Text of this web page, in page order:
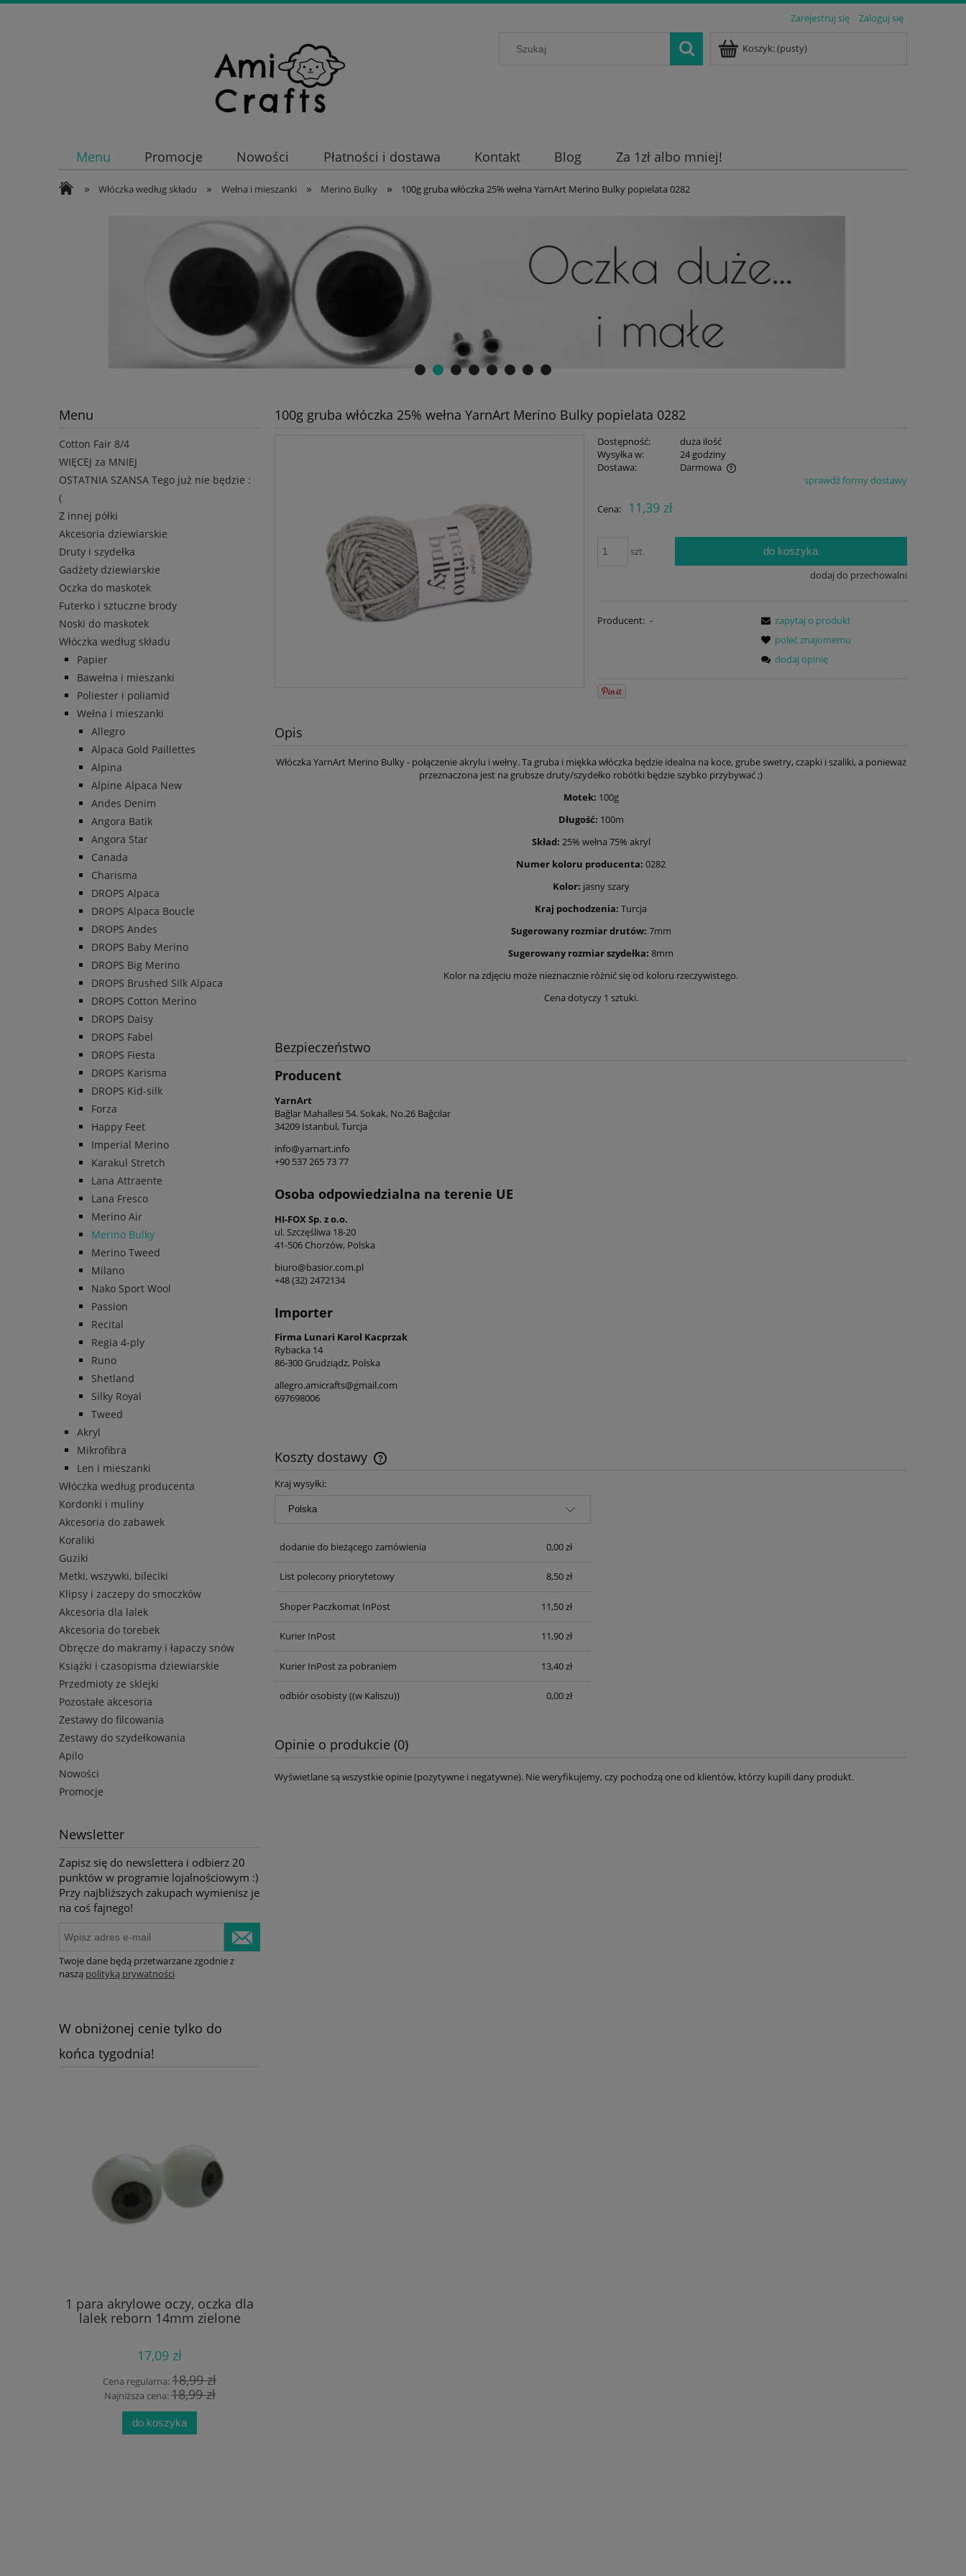
Zarejestruj się Zaloguj się
Koszyk:(pusty)
Menu Promocje Nowości Płatności i dostawa Kontakt Blog Za 1zł albo mniej!
» Włóczka według składu » Wełna i mieszanki » Merino Bulky » 100g gruba włóczka 25% wełna YarnArt Merino Bulky popielata 0282
Menu
Cotton Fair 8/4
WIĘCEJ za MNIEJ
OSTATNIA SZANSA Tego już nie będzie :
(
Z innej półki
Akcesoria dziewiarskie
Druty i szydełka
Gadżety dziewiarskie
Oczka do maskotek
Futerko i sztuczne brody
Noski do maskotek
Włóczka według składu
Papier
Bawełna i mieszanki
Poliester i poliamid
Wełna i mieszanki
Allegro
Alpaca Gold Paillettes
Alpina
Alpine Alpaca New
Andes Denim
Angora Batik
Angora Star
Canada
Charisma
DROPS Alpaca
DROPS Alpaca Boucle
DROPS Andes
DROPS Baby Merino
DROPS Big Merino
DROPS Brushed Silk Alpaca
DROPS Cotton Merino
DROPS Daisy
DROPS Fabel
DROPS Fiesta
DROPS Karisma
DROPS Kid-silk
Forza
Happy Feet
Imperial Merino
Karakul Stretch
Lana Attraente
Lana Fresco
Merino Air
Merino Bulky
Merino Tweed
Milano
Nako Sport Wool
Passion
Recital
Regia 4-ply
Runo
Shetland
Silky Royal
Tweed
Akryl
Mikrofibra
Len i mieszanki
Włóczka według producenta
Kordonki i muliny
Akcesoria do zabawek
Koraliki
Guziki
Metki, wszywki, bileciki
Klipsy i zaczepy do smoczków
Akcesoria dla lalek
Akcesoria do torebek
Obręcze do makramy i łapaczy snów
Książki i czasopisma dziewiarskie
Przedmioty ze sklejki
Pozostałe akcesoria
Zestawy do filcowania
Zestawy do szydełkowania
Apilo
Nowości
Promocje
Newsletter
Zapisz się do newslettera i odbierz 20
punktów w programie lojalnościowym :)
Przy najbliższych zakupach wymienisz je
na coś fajnego!
Twoje dane będą przetwarzane zgodnie z
naszą polityką prywatności
W obniżonej cenie tylko do
końca tygodnia!
1 para akrylowe oczy, oczka dla
lalek reborn 14mm zielone
17,09 zł
Cena regularna:18,99 zł
Najniższa cena:18,99 zł
do koszyka
100g gruba włóczka 25% wełna YarnArt Merino Bulky popielata 0282
Dostępność:
duża ilość
Wysyłka w:
24 godziny
Dostawa:
Darmowa
sprawdź formy dostawy
Cena: 11,39 zł
szt. do koszyka
dodaj do przechowalni
Producent: -
zapytaj o produkt
poleć znajomemu
dodaj opinię
Opis
Włóczka YarnArt Merino Bulky - połączenie akrylu i wełny. Ta gruba i miękka włóczka będzie idealna na koce, grube swetry, czapki i szaliki, a ponieważ
przeznaczona jest na grubsze druty/szydełko robótki będzie szybko przybywać ;)
Motek: 100g
Długość: 100m
Skład: 25% wełna 75% akryl
Numer koloru producenta: 0282
Kolor: jasny szary
Kraj pochodzenia: Turcja
Sugerowany rozmiar drutów: 7mm
Sugerowany rozmiar szydełka: 8mm
Kolor na zdjęciu może nieznacznie różnić się od koloru rzeczywistego.
Cena dotyczy 1 sztuki.
Bezpieczeństwo
Producent
YarnArt
Bağlar Mahallesi 54. Sokak, No.26 Bağcılar
34209 İstanbul, Turcja
info@yarnart.info
+90 537 265 73 77
Osoba odpowiedzialna na terenie UE
HI-FOX Sp. z o.o.
ul. Szczęśliwa 18-20
41-506 Chorzów, Polska
biuro@basior.com.pl
+48 (32) 2472134
Importer
Firma Lunari Karol Kacprzak
Rybacka 14
86-300 Grudziądz, Polska
allegro.amicrafts@gmail.com
697698006
Koszty dostawy
Kraj wysyłki:
dodanie do bieżącego zamówienia 0,00 zł
List polecony priorytetowy 8,50 zł
Shoper Paczkomat InPost 11,50 zł
Kurier InPost 11,90 zł
Kurier InPost za pobraniem 13,40 zł
odbiór osobisty((w Kaliszu)) 0,00 zł
Opinie o produkcie (0)
Wyświetlane są wszystkie opinie (pozytywne i negatywne). Nie weryfikujemy, czy pochodzą one od klientów, którzy kupili dany produkt.